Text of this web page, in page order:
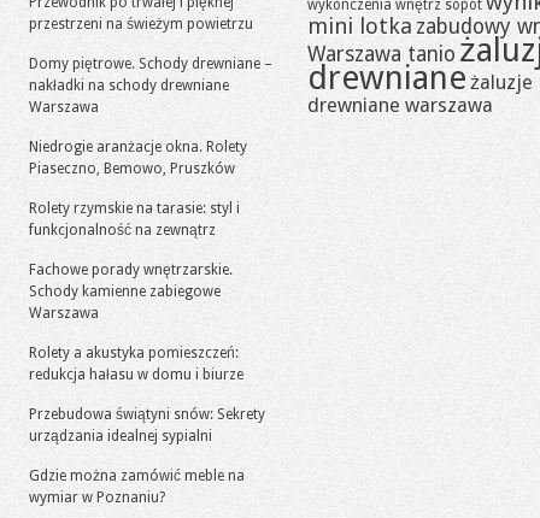
przestrzeni na świeżym powietrzu
Domy piętrowe. Schody drewniane –
nakładki na schody drewniane
Warszawa
Niedrogie aranżacje okna. Rolety
Piaseczno, Bemowo, Pruszków
Rolety rzymskie na tarasie: styl i
funkcjonalność na zewnątrz
Fachowe porady wnętrzarskie.
Schody kamienne zabiegowe
Warszawa
Rolety a akustyka pomieszczeń:
redukcja hałasu w domu i biurze
Przebudowa świątyni snów: Sekrety
urządzania idealnej sypialni
Gdzie można zamówić meble na
wymiar w Poznaniu?
wykończenia wnętrz sopot
mini lotka zabudowy
Warszawa tanio
drewniane żaluzje
drewniane warszawa